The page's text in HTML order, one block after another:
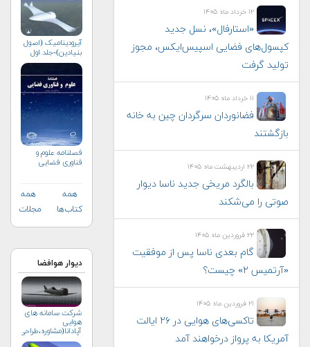
۱۲ خرداد ماه ۱۴۰۵
«استارفال»، نسل جدید
کپسول‌های فضایی اسپیس‌ایکس، مجوز
تولید گرفت
۱۱ خرداد ماه ۱۴۰۵
فضانوردان سرگردان چین به خانه
بازگشتند
۲۲ اردیبهشت ماه ۱۴۰۵
بالگرد مریخی جدید ناسا دیوار
صوتی را می‌شکند
۲۲ فروردین ماه ۱۴۰۵
گام بعدی ناسا پس از موفقیت
«آرتمیس ۲» چیست؟
۲۱ فروردین ماه ۱۴۰۵
تاکسی‌های هوایی در ۲۶ ایالت
آمریکا به پرواز درخواهند آمد
آیرودینامیک (اصول
بنیادین)-جلد اول
فصلنامه علوم و
فناوری فضایی
همه
کتاب‌ها
همه
مجلات
دیوار هوافضا
شرکت سامانه های
هوایی